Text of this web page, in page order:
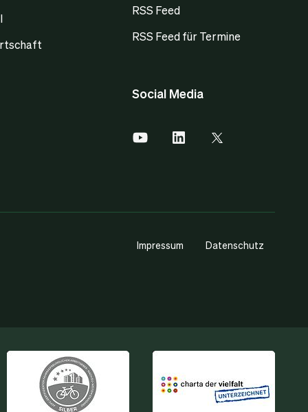
RSS Feed
RSS Feed für Termine
Social Media
Impressum Datenschutz